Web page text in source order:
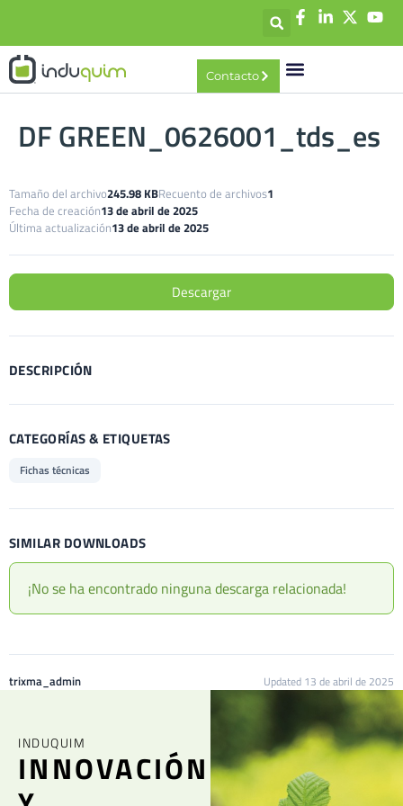
Contacto
DF GREEN_0626001_tds_es
Tamaño del archivo245.98 KBRecuento de archivos1
Fecha de creación13 de abril de 2025
Última actualización13 de abril de 2025
Descargar
DESCRIPCIÓN
CATEGORÍAS & ETIQUETAS
Fichas técnicas
SIMILAR DOWNLOADS
¡No se ha encontrado ninguna descarga relacionada!
trixma_admin Updated 13 de abril de 2025
INDUQUIM
INNOVACIÓN